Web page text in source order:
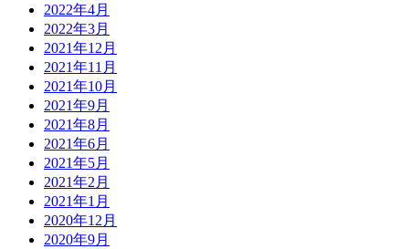
2022年4月
2022年3月
2021年12月
2021年11月
2021年10月
2021年9月
2021年8月
2021年6月
2021年5月
2021年2月
2021年1月
2020年12月
2020年9月